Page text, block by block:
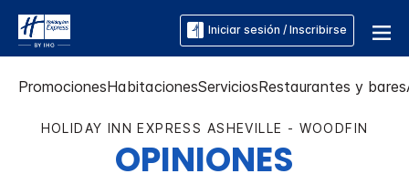
Iniciar sesión / Inscribirse
PromocionesHabitacionesServiciosRestaurantes y bares
HOLIDAY INN EXPRESS ASHEVILLE - WOODFIN
OPINIONES